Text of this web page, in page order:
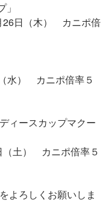
26日（木） カニポ倍
水） カニポ倍率５
ィースカップマクー
（土） カニポ倍率５
よろしくお願いしま